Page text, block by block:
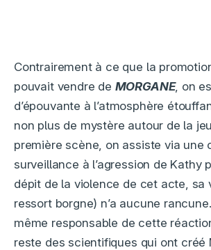
Contrairement à ce que la
pouvait vendre de MORGANE, on
d’épouvante à l’atmosphère
non plus de mystère autour de la
première scène, on assiste via une
surveillance à l’agression de Kathy
dépit de la violence de cet acte, sa
ressort borgne) n’a aucune
même responsable de cette
reste des scientifiques qui ont créé